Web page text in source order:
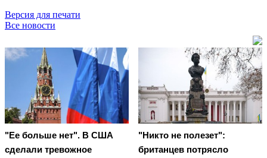
Версия для печати
Все новости
"Ее больше нет". В США
сделали тревожное
"Никто не полезет":
британцев потрясло